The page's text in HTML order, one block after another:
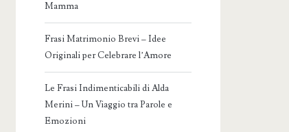
Mamma
Frasi Matrimonio Brevi – Idee
Originali per Celebrare l’Amore
Le Frasi Indimenticabili di Alda
Merini – Un Viaggio tra Parole e
Emozioni